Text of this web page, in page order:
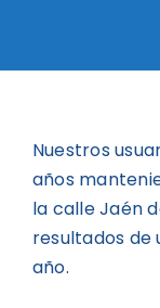
Nuestros
años
la calle Jaén
resultados de
año.